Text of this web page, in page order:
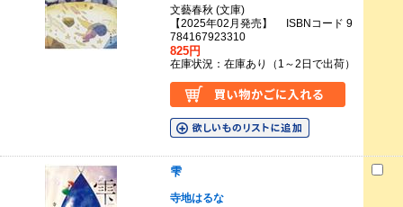
文藝春秋 (文庫)
【2025年02月発売】 ISBNコード 9
784167923310
825円
在庫状況：在庫あり（1～2日で出荷）
雫
寺地はるな